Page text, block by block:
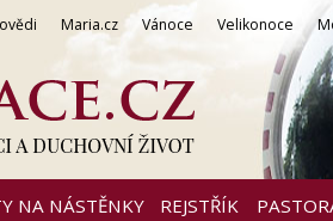
Maria.cz Vánoce Velikonoce
NA NÁSTĚNKY REJSTŘÍK